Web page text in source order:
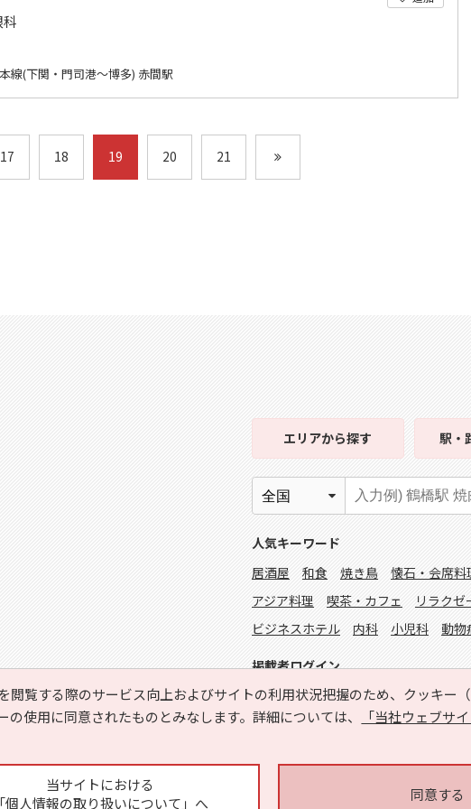
線(下関・門司港～博多) 赤間駅
17 18 19 20 21
閲覧する際のサービス向上およびサイトの利用状況把握のため、クッキー
使用に同意されたものとみなします。詳細については、
「当社ウェブサ
当サイトにおける
「個人情報の取り扱いについて」へ
同意する
エリアから探す 駅・
人気キーワード
居酒屋
和食 焼き鳥 懐石・会席料
アジア料理
喫茶・カフェ リラクゼ
ビジネスホテル
内科 小児科 動物
掲載者ログイン